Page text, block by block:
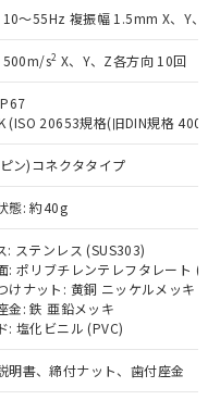
10～55Hz 複振幅 1.5mm X、Y、Z
500m/s2 X、Y、Z各方向 10回
(ISO 20653規格(旧DIN規格
ン)コネクタタイプ
態: 約40g
: ステンレス (SUS303)
: ポリブチレンテレフタレート
けナット: 黄銅 ニッケルメッキ
金: 鉄 亜鉛メッキ
: 塩化ビニル (PVC)
明書、締付ナット、歯付座金
ものであり、閲
際の在庫および標
合があることをご
び標準価格はお客
お客様担当のオ
・当社販売員に
店や当社販売拠
ーク
」をご確認
価格結果を当社の
に漏洩または開
ます。
リスト作成サー
くには、I-Web
れている必要が
1000ppm以下、 カド
、ポリ臭化ビフェニル
下、フタル酸ブチ
、フタル酸ジブチル
酸ジイソブチル
び制御機器に対する
ては閾値を超える意
どにより、予定
す。
ポリ臭化ビフェ
化ジフェニルエーテ
、 DIBP(フタル酸ジ
タル酸ブチルベンジ
シル)) : 1000ppm
）のすべてが基
ます。
において有害物
に深刻な影響を
す。
する場合は、日本
たは役務取引許
必要な手続きを
する場合は、完
法に輸出されな
兵器、ミサイ
器またはその他
造装置等に一切
第三者に販売する
よび3の内容を当
。また当社は、
わる関係者が違
ある場合は、取
。
あり
ないが在庫あり
在庫状況につ
のお取引先、ま
のオムロン制御
販売員にご確
また在庫状況の
いない機種